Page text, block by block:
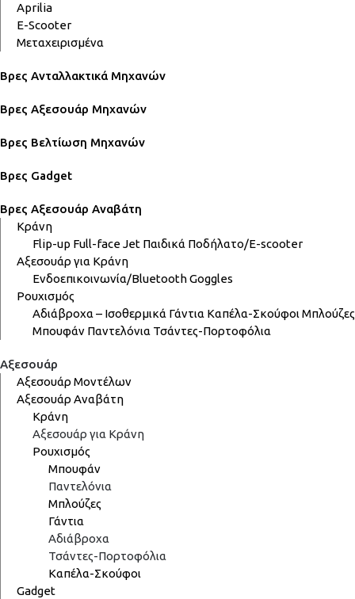
Aprilia
E-Scooter
Μεταχειρισμένα
Βρες Ανταλλακτικά Μηχανών
Βρες Αξεσουάρ Μηχανών
Βρες Βελτίωση Μηχανών
Βρες Gadget
Βρες Αξεσουάρ Αναβάτη
Κράνη
Flip-up Full-faceJet Παιδικά Ποδήλατο/E-scooter
Αξεσουάρ για Κράνη
Ενδοεπικοινωνία/BluetoothGoggles
Ρουχισμός
Αδιάβροχα – Ισοθερμικά Γάντια Καπέλα-Σκούφοι Μπλούζες
Μπουφάν Παντελόνια Τσάντες-Πορτοφόλια
Αξεσουάρ
Αξεσουάρ Μοντέλων
Αξεσουάρ Αναβάτη
Κράνη
Αξεσουάρ για Κράνη
Ρουχισμός
Μπουφάν
Παντελόνια
Μπλούζες
Γάντια
Αδιάβροχα
Τσάντες-Πορτοφόλια
Καπέλα-Σκούφοι
Gadget